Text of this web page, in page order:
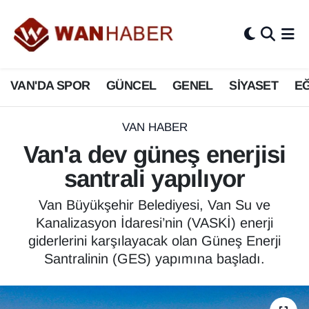
VAN'DA SPOR GÜNCEL GENEL SİYASET
VAN HABER
Van'a dev güneş enerjisi
santrali yapılıyor
Van Büyükşehir Belediyesi, Van Su ve
Kanalizasyon İdaresi’nin (VASKİ) enerji
giderlerini karşılayacak olan Güneş Enerji
Santralinin (GES) yapımına başladı.
3.SAYFA
ASAYİŞ
BİLİM VE TEKNOLOJİ
Biyografi
ÇEVRE
Deprem
Dernekler, Odalar
Van Nöbetçi Eczaneler
Van Hava Durumu
Van Namaz Vakitleri
Van Trafik Yoğunluk Haritası
Süper Lig Puan Durumu ve Fikstür
Tüm Manşetler
Son Dakika Haberleri
Haber Arşivi